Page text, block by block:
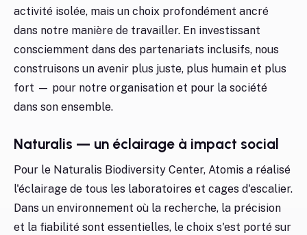
activité isolée, mais un choix profondément ancré
dans notre manière de travailler. En investissant
consciemment dans des partenariats inclusifs, nous
construisons un avenir plus juste, plus humain et plus
fort — pour notre organisation et pour la société
dans son ensemble.
Naturalis — un éclairage à impact social
Pour le Naturalis Biodiversity Center, Atomis a réalisé
l'éclairage de tous les laboratoires et cages d'escalier.
Dans un environnement où la recherche, la précision
et la fiabilité sont essentielles, le choix s'est porté sur